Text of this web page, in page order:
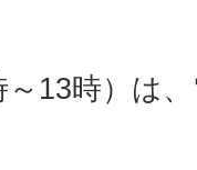
13時）は